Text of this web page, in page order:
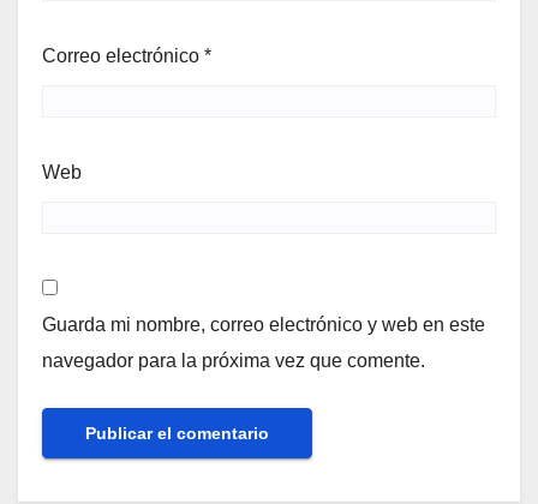
Correo electrónico *
Web
Guarda mi nombre, correo electrónico y web en este
navegador para la próxima vez que comente.